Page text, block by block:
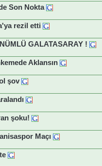
Son Nokta
rezil etti
GALATASARAY !
Aklansın
şov
şoku!
Maçı